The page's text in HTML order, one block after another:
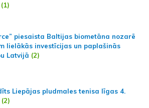
(1)
piesaista Baltijas biometāna nozarē
lielākās investīcijas un paplašinās
Latvijā (2)
Liepājas pludmales tenisa līgas 4.
(2)